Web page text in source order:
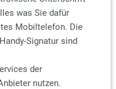
was Sie dafür
Mobiltelefon. Die
Signatur sind
der
nutzen.